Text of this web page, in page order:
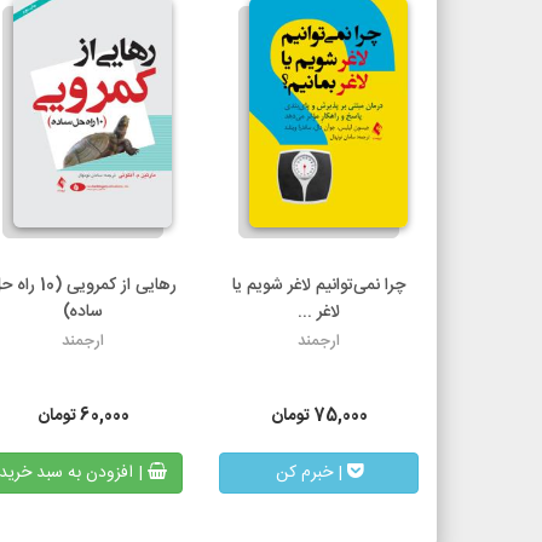
چرا نمی‌توانیم لاغر شویم یا
لاغر ...
ارجمند
75,000تومان
| خبرم کن
رهایی از کمرویی
ساده)
ارجمند
60,000تومان
| افزودن به سبد خرید